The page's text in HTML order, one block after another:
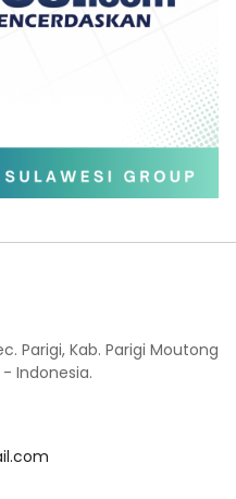
Parigi, Kab. Parigi Moutong
Indonesia.